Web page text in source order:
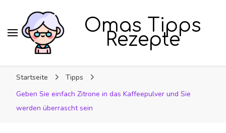
Omas Tipps
Rezepte
Startseite
Tipps
Geben Sie einfach Zitrone in das Kaffeepulver und Sie
werden überrascht sein